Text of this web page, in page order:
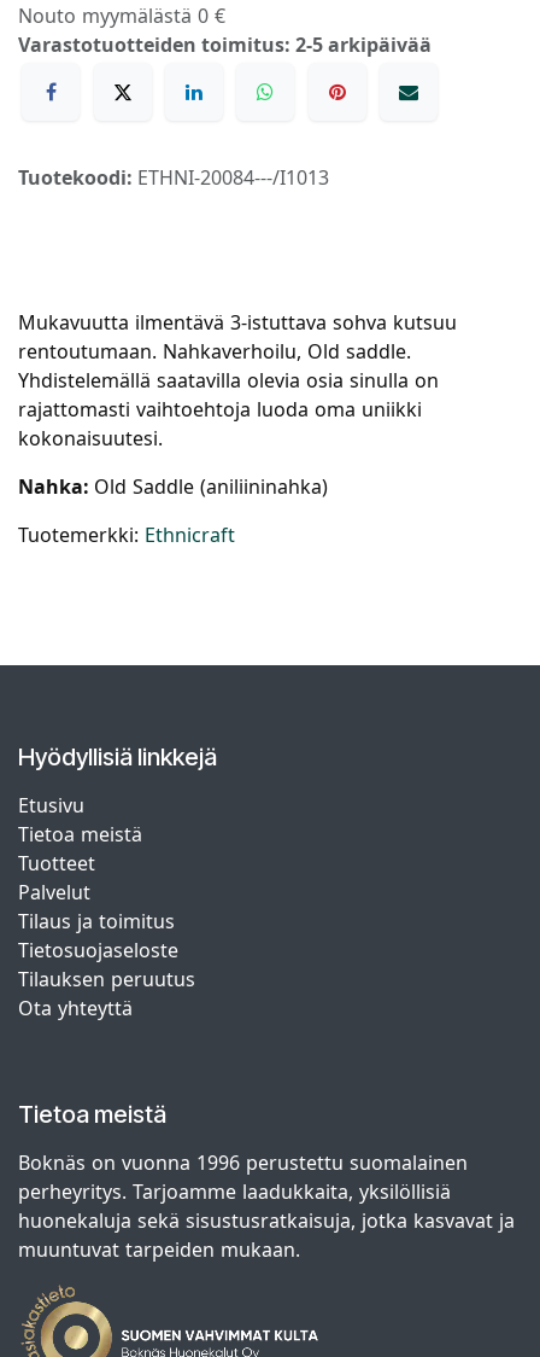
Nouto myymälästä 0 €
Varastotuotteiden toimitus: 2-5 arkipäivää
Tuotekoodi: ETHNI-20084---/I1013
Mukavuutta ilmentävä 3-istuttava sohva kutsuu
rentoutumaan. Nahkaverhoilu, Old saddle.
Yhdistelemällä saatavilla olevia osia sinulla on
rajattomasti vaihtoehtoja luoda oma uniikki
kokonaisuutesi.
Nahka: Old Saddle (aniliininahka)
Tuotemerkki: Ethnicraft
Hyödyllisiä linkkejä
Etusivu
Tietoa meistä
Tuotteet
Palvelut
Tilaus ja toimitus
Tietosuojaseloste
Tilauksen peruutus
Ota yhteyttä
Tietoa meistä
Boknäs on vuonna 1996 perustettu suomalainen
perheyritys. Tarjoamme laadukkaita, yksilöllisiä
huonekaluja sekä sisustusratkaisuja, jotka kasvavat ja
muuntuvat tarpeiden mukaan.